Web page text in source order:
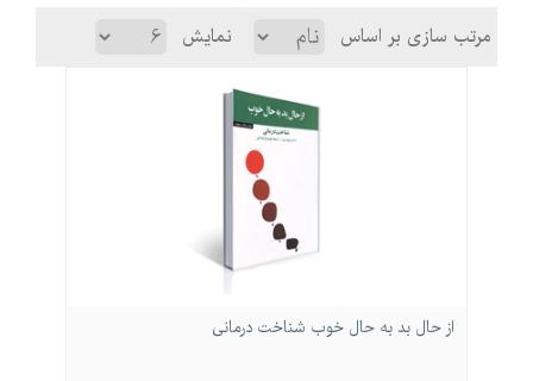
مرتب سازی بر اساس نمایش
از حال بد به حال خوب شناخت درمانی